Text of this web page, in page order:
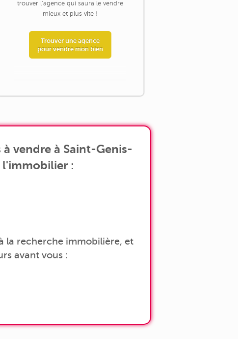
trouver l'agence qui saura le vendre
mieux et plus vite !
Trouver une agence
pour vendre mon bien
vendre à Saint-Genis-
l'immobilier :
la recherche immobilière, et
avant vous :